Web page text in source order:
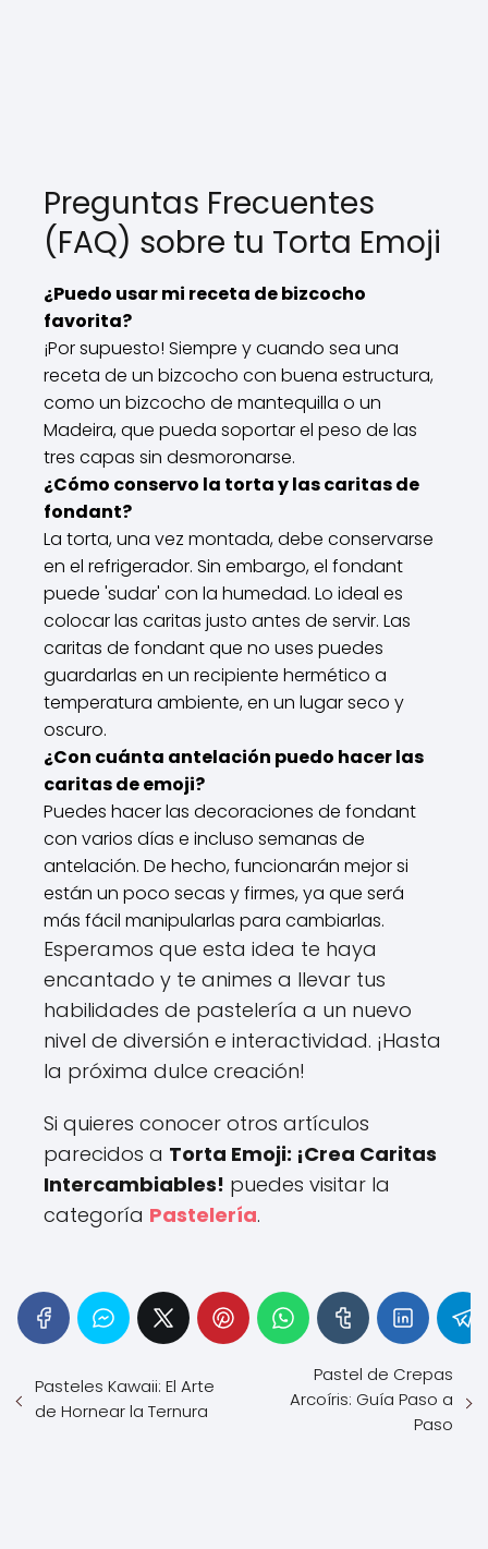
Preguntas Frecuentes
(FAQ) sobre tu Torta Emoji
¿Puedo usar mi receta de bizcocho
favorita?
¡Por supuesto! Siempre y cuando sea una
receta de un bizcocho con buena estructura,
como un bizcocho de mantequilla o un
Madeira, que pueda soportar el peso de las
tres capas sin desmoronarse.
¿Cómo conservo la torta y las caritas de
fondant?
La torta, una vez montada, debe conservarse
en el refrigerador. Sin embargo, el fondant
puede 'sudar' con la humedad. Lo ideal es
colocar las caritas justo antes de servir. Las
caritas de fondant que no uses puedes
guardarlas en un recipiente hermético a
temperatura ambiente, en un lugar seco y
oscuro.
¿Con cuánta antelación puedo hacer las
caritas de emoji?
Puedes hacer las decoraciones de fondant
con varios días e incluso semanas de
antelación. De hecho, funcionarán mejor si
están un poco secas y firmes, ya que será
más fácil manipularlas para cambiarlas.
Esperamos que esta idea te haya
encantado y te animes a llevar tus
habilidades de pastelería a un nuevo
nivel de diversión e interactividad. ¡Hasta
la próxima dulce creación!
Si quieres conocer otros artículos
parecidos a Torta Emoji: ¡Crea Caritas
Intercambiables! puedes visitar la
categoría Pastelería.
Pasteles Kawaii: El Arte
de Hornear la Ternura
Pastel de Crepas
Arcoíris: Guía Paso a
Paso